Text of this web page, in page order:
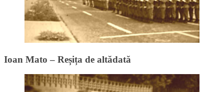
Ioan Mato – Reșița de altădată